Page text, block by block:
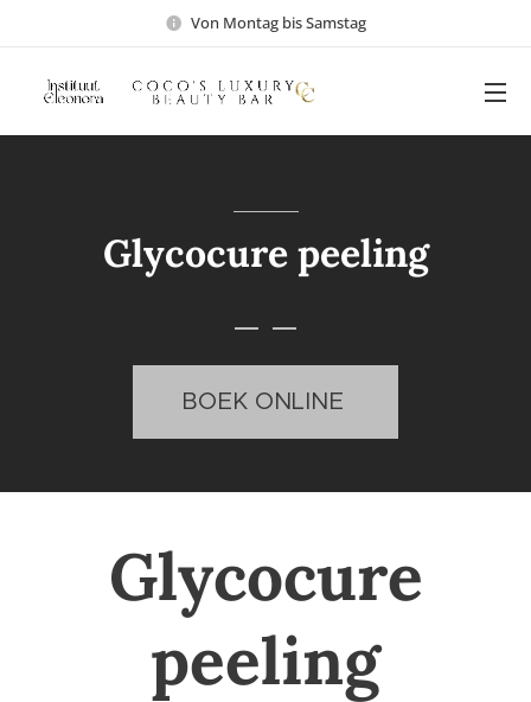
Von Montag bis Samstag
Glycocure peeling
BOEK ONLINE
Glycocure
peeling